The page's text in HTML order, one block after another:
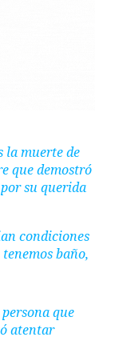
la muerte de
que demostró
su querida
condiciones
baño,
que
atentar